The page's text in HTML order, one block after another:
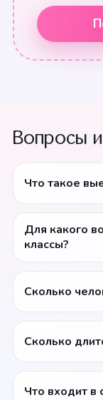
Вопросы и
Что такое
Для какого
классы?
Сколько
Сколько
Что входит в